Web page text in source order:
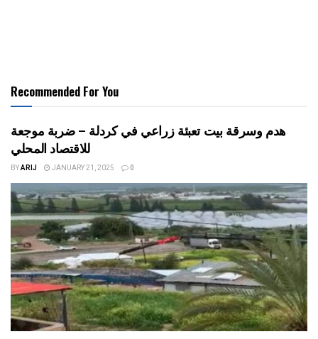
Recommended For You
هدم وسرقة بيت تعبئة زراعي في كردلة – ضربة موجعة
للاقتصاد المحلي
BYARIJ JANUARY 21, 2025 0